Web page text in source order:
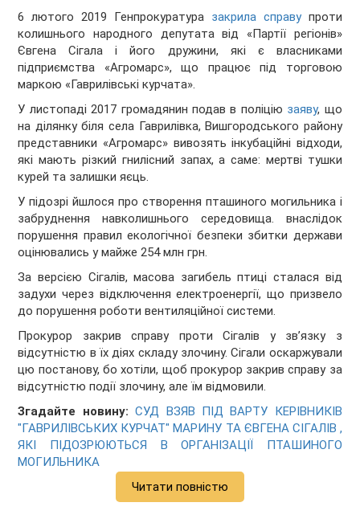
6 лютого 2019 Генпрокуратура закрила справупроти
колишнього народного депутата від «Партії регіонів»
Євгена Сігала і його дружини, які є власниками
підприємства «Агромарс», що працює під торговою
маркою «Гаврилівські курчата».
У листопаді 2017 громадянин подав в поліцію заяву, що
на ділянку біля села Гаврилівка, Вишгородського району
представники «Агромарс» вивозять інкубаційні відходи,
які мають різкий гнилісний запах, а саме: мертві тушки
курей та залишки яєць.
У підозрі йшлося про створення пташиного могильника і
забруднення навколишнього середовища. внаслідок
порушення правил екологічної безпеки збитки держави
оцінювались у майже 254 млн грн.
За версією Сігалів, масова загибель птиці сталася від
задухи через відключення електроенергії, що призвело
до порушення роботи вентиляційної системи.
Прокурор закрив справу проти Сігалів у зв’язку з
відсутністю в їх діях складу злочину. Сігали оскаржували
цю постанову, бо хотіли, щоб прокурор закрив справу за
відсутністю події злочину, але їм відмовили.
Згадайте новину: СУД ВЗЯВ ПІД ВАРТУ КЕРІВНИКІВ
"ГАВРИЛІВСЬКИХ КУРЧАТ" МАРИНУ ТА ЄВГЕНА СІГАЛІВ ,
ЯКІ ПІДОЗРЮЮТЬСЯ В ОРГАНІЗАЦІЇ ПТАШИНОГО
МОГИЛЬНИКА
Читати повністю